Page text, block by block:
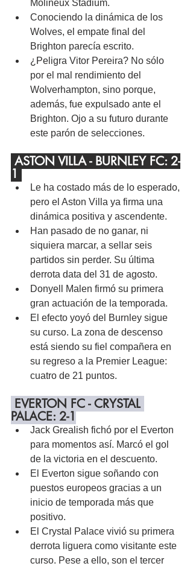
Molineux Stadium.
Conociendo la dinámica de los
Wolves, el empate final del
Brighton parecía escrito.
¿Peligra Vitor Pereira? No sólo
por el mal rendimiento del
Wolverhampton, sino porque,
además, fue expulsado ante el
Brighton. Ojo a su futuro durante
este parón de selecciones.
ASTON VILLA - BURNLEY FC: 2-
1
Le ha costado más de lo esperado,
pero el Aston Villa ya firma una
dinámica positiva y ascendente.
Han pasado de no ganar, ni
siquiera marcar, a sellar seis
partidos sin perder. Su última
derrota data del 31 de agosto.
Donyell Malen firmó su primera
gran actuación de la temporada.
El efecto yoyó del Burnley sigue
su curso. La zona de descenso
está siendo su fiel compañera en
su regreso a la Premier League:
cuatro de 21 puntos.
EVERTON FC - CRYSTAL
PALACE: 2-1
Jack Grealish fichó por el Everton
para momentos así. Marcó el gol
de la victoria en el descuento.
El Everton sigue soñando con
puestos europeos gracias a un
inicio de temporada más que
positivo.
El Crystal Palace vivió su primera
derrota liguera como visitante este
curso. Pese a ello, son el tercer